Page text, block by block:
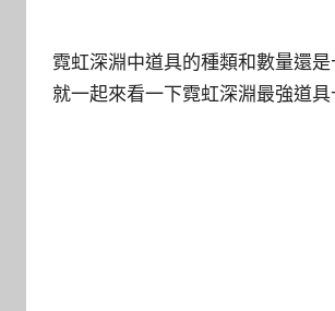
霓虹深淵中道具的種類和數量還
就一起來看一下霓虹深淵最強道